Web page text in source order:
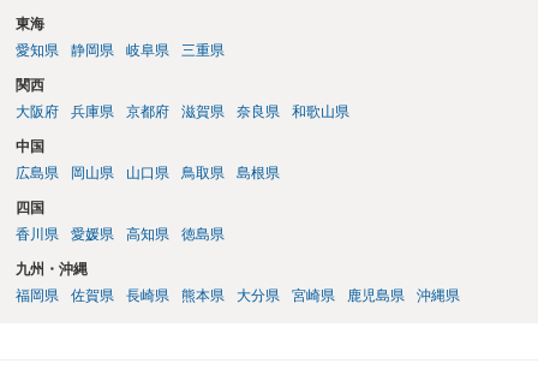
東海
愛知県
静岡県 岐阜県 三重県
関西
大阪府
兵庫県 京都府 滋賀県 奈良県 和歌山県
中国
広島県
岡山県 山口県 鳥取県 島根県
四国
香川県
愛媛県 高知県 徳島県
九州・沖縄
福岡県
佐賀県 長崎県 熊本県 大分県 宮崎県 鹿児島県 沖縄県